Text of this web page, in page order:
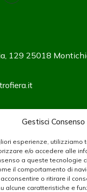
Gestisci Consenso
esperienze, utilizziamo
e/o accedere alle
a queste tecnologie
il comportamento di
o ritirare il
alcune caratteristiche e
129 25018
961148